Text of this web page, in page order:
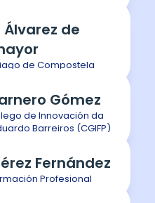
Álvarez de
de Compostela
Gómez
de Innovación da
Barreiros (CGIFP)
Fernández
Profesional